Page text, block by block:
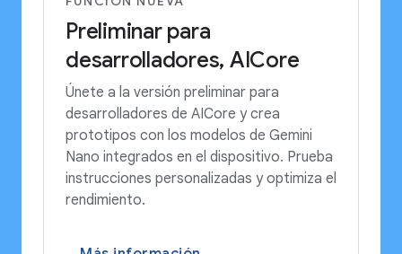
Preliminar para
desarrolladores, AICore
Únete a la versión preliminar para
desarrolladores de AICore y crea
prototipos con los modelos de Gemini
Nano integrados en el dispositivo. Prueba
instrucciones personalizadas y optimiza el
rendimiento.